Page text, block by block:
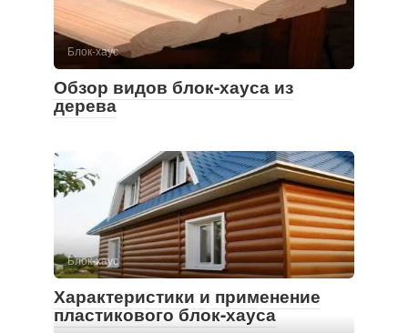
Блок-хаус
Обзор видов блок-хауса из
дерева
Блок-хаус
Характеристики и применение
пластикового блок-хауса